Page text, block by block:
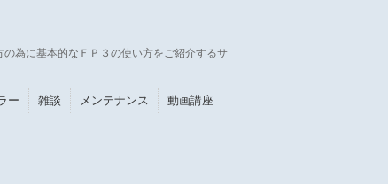
為に基本的なＦＰ３の使い方をご紹介するサ
ー 雑談 メンテナンス
動画講座